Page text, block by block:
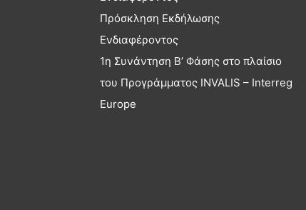
Πρόσκληση Εκδήλωσης
Ενδιαφέροντος
1η Συνάντηση Β’ Φάσης στο πλαίσιο
του Προγράμματος INVALIS – Interreg
Europe